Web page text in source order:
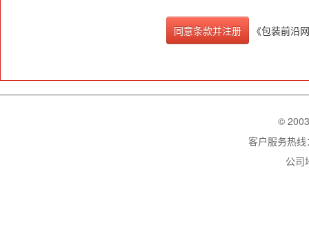
同意条款并注册 《包装前沿
©
客户服务热
公司